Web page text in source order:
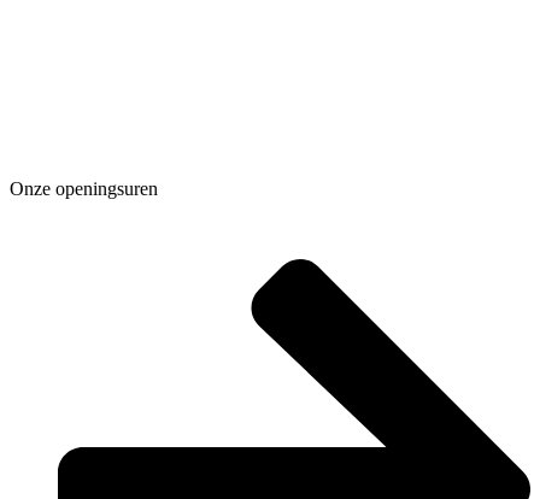
Onze openingsuren